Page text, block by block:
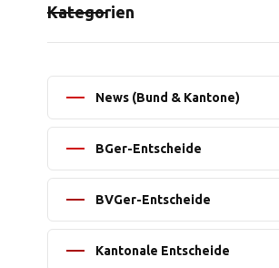
Kategorien
News (Bund & Kantone)
BGer-Entscheide
BVGer-Entscheide
Kantonale Entscheide